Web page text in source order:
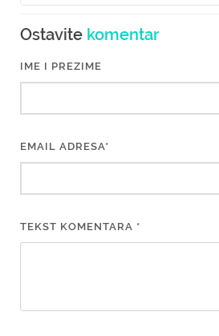
Ostavite komentar
IME I PREZIME
EMAIL ADRESA*
TEKST KOMENTARA *